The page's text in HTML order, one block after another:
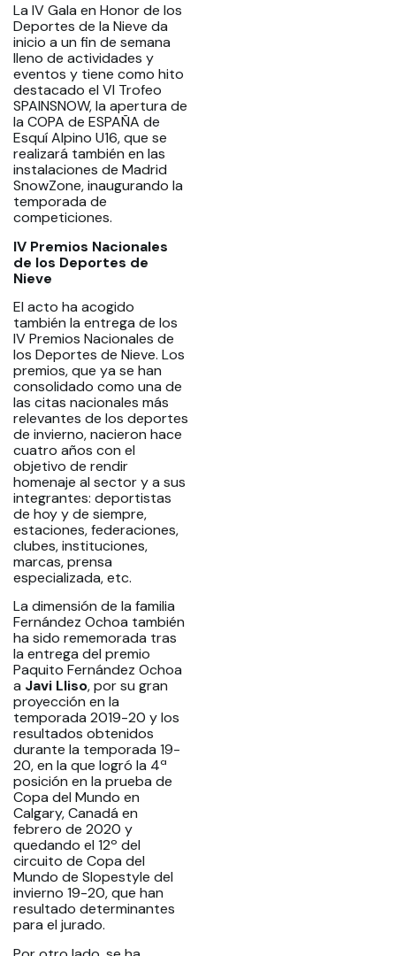
La IV Gala en Honor de los
Deportes de la Nieve da
inicio a un fin de semana
lleno de actividades y
eventos y tiene como hito
destacado el VI Trofeo
SPAINSNOW, la apertura de
la COPA de ESPAÑA de
Esquí Alpino U16, que se
realizará también en las
instalaciones de Madrid
SnowZone, inaugurando la
temporada de
competiciones.
IV Premios Nacionales
de los Deportes de
Nieve
El acto ha acogido
también la entrega de los
IV Premios Nacionales de
los Deportes de Nieve. Los
premios, que ya se han
consolidado como una de
las citas nacionales más
relevantes de los deportes
de invierno, nacieron hace
cuatro años con el
objetivo de rendir
homenaje al sector y a sus
integrantes: deportistas
de hoy y de siempre,
estaciones, federaciones,
clubes, instituciones,
marcas, prensa
especializada, etc.
La dimensión de la familia
Fernández Ochoa también
ha sido rememorada tras
la entrega del premio
Paquito Fernández Ochoa
a Javi Lliso, por su gran
proyección en la
temporada 2019-20 y los
resultados obtenidos
durante la temporada 19-
20, en la que logró la 4ª
posición en la prueba de
Copa del Mundo en
Calgary, Canadá en
febrero de 2020 y
quedando el 12º del
circuito de Copa del
Mundo de Slopestyle del
invierno 19-20, que han
resultado determinantes
para el jurado.